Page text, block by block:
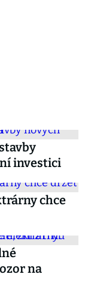
investici
chce
na